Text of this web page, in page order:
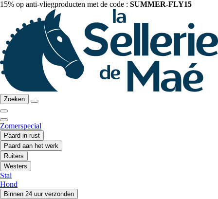
15% op anti-vliegproducten met de code : SUMMER-FLY15
Zoeken
Zomerspecial
Paard in rust
Paard aan het werk
Ruiters
Westers
Stal
Hond
Binnen 24 uur verzonden